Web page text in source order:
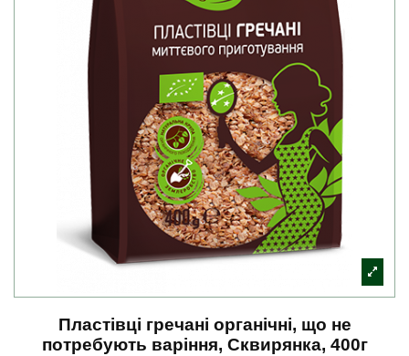
Пластівці гречані органічні, що не
потребують варіння, Сквирянка, 400г